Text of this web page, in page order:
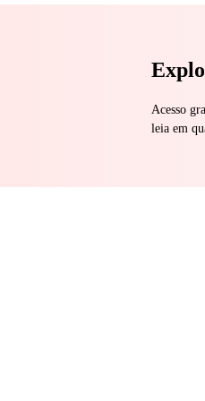
Acesso
leia em